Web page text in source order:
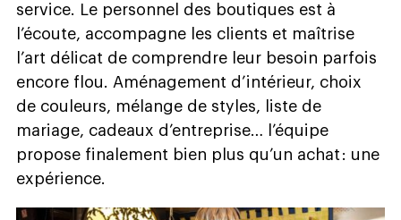
service. Le personnel des boutiques est à
l’écoute, accompagne les clients et maîtrise
l’art délicat de comprendre leur besoin parfois
encore flou. Aménagement d’intérieur, choix
de couleurs, mélange de styles, liste de
mariage, cadeaux d’entreprise… l’équipe
propose finalement bien plus qu’un achat : une
expérience.